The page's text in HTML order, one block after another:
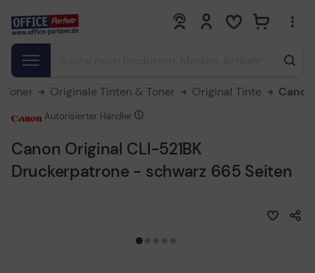
0 0
Originale Tinten & Toner Original Tinte Canon
Canon Original CLI-521BK
Druckerpatrone - schwarz 665 Seiten
Autorisierter Händler